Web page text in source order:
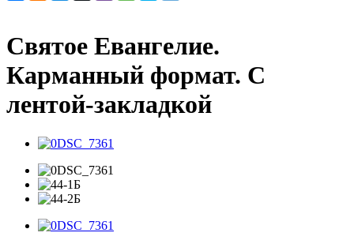
Святое Евангелие.
Карманный формат. С
лентой-закладкой